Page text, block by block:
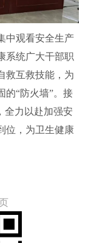
观看安全生产
系统广大干部职
救互救技能，为
的“防火墙”。接
全力以赴加强安
位，为卫生健康